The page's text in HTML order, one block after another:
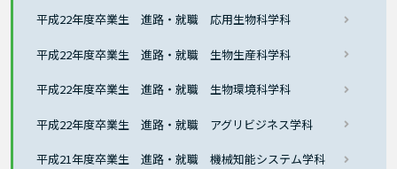
平成22年度卒業生 進路・就職 応用生物科学科
平成22年度卒業生 進路・就職 生物生産科学科
平成22年度卒業生 進路・就職 生物環境科学科
平成22年度卒業生 進路・就職 アグリビジネス学科
平成21年度卒業生 進路・就職 機械知能システム学科